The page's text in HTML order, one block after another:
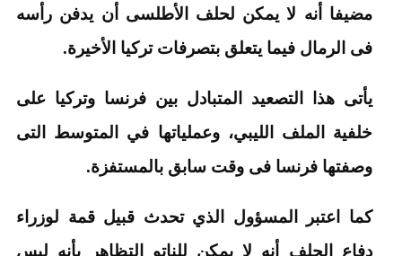
مضيفا أنه لا يمكن لحلف الأطلسى أن يدفن رأسه
فى الرمال فيما يتعلق بتصرفات تركيا الأخيرة.
يأتى هذا التصعيد المتبادل بين فرنسا وتركيا على
خلفية الملف الليبي، وعملياتها في المتوسط التى
وصفتها فرنسا فى وقت سابق بالمستفزة.
كما اعتبر المسؤول الذي تحدث قبيل قمة لوزراء
دفاع الحلف أنه لا يمكن للناتو التظاهر بأنه ليس